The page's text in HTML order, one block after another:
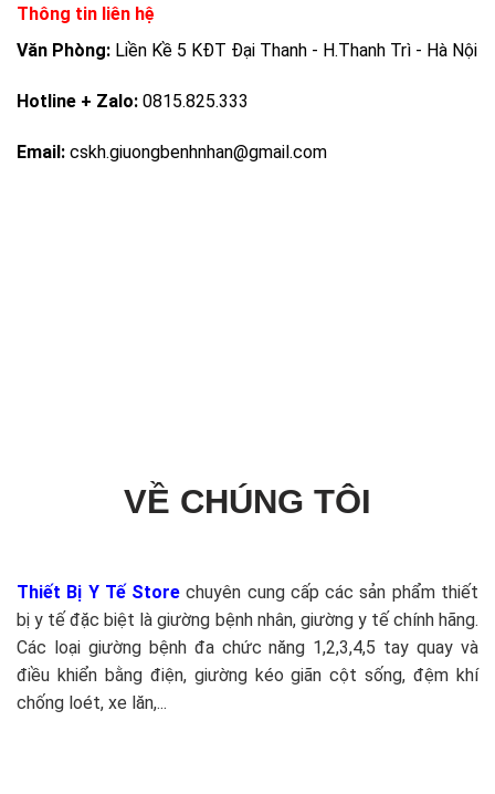
Thông tin liên hệ
Văn Phòng: Liền Kề 5 KĐT Đại Thanh - H.Thanh Trì - Hà Nội
Hotline + Zalo: 0815.825.333
Email: cskh.giuongbenhnhan@gmail.com
VỀ CHÚNG TÔI
Thiết Bị Y Tế Store chuyên cung cấp các sản phẩm thiết
bị y tế đặc biệt là giường bệnh nhân, giường y tế chính hãng.
Các loại giường bệnh đa chức năng 1,2,3,4,5 tay quay và
điều khiển bằng điện, giường kéo giãn cột sống, đệm khí
chống loét, xe lăn,...